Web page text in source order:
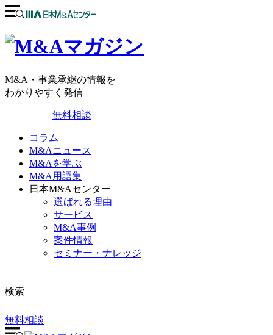
M&A・事業承継の情報を
わかりやすく発信
無料相談
コラム
M&Aニュース
M&Aを学ぶ
M&A用語集
日本M&Aセンター
選ばれる理由
サービス
M&A事例
案件情報
セミナー・ナレッジ
検索
無料相談